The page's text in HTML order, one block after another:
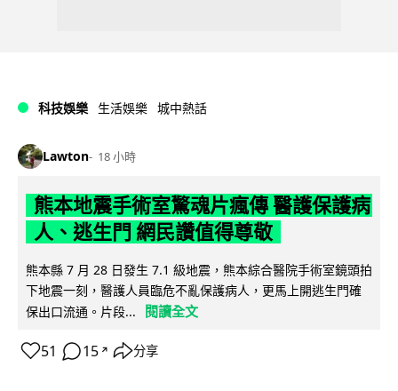
科技娛樂 生活娛樂 城中熱話
Lawton 18 小時
熊本地震手術室驚魂片瘋傳 醫護保護病
人、逃生門 網民讚值得尊敬
熊本縣 7 月 28 日發生 7.1 級地震，熊本綜合醫院手術室鏡頭拍
下地震一刻，醫護人員臨危不亂保護病人，更馬上開逃生門確
保出口流通。片段...
閱讀全文
51 15 ↗ 分享